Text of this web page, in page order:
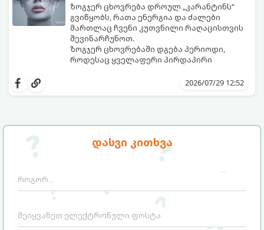
დასვი კითხვა
ზოგჯერ ცხოვრება დროულ „კარანტინს“
გვიწყობს, რათა ენერგია და ძალები
მართლაც ჩვენი კუთვნილი რაღაცისთვის
შევინარჩუნოთ.
ზოგჯერ ცხოვრებაში დგება პერიოდი,
როდესაც ყველაფერი პირდაპირი
იშლება მნიშვნელოვანი გარიგებები,
ასეთ მომენტებში ადვილია
ეზოთერიკასა და ფსიქოლოგიაში ეს
ფენომენი ხშირად სხვანაირად
რეალური, მაგრამ ჯერ კიდევ უხილავი
საფრთხისგან შორს მივყავართ.
მომხდარი მარცხი სასჯელი კი არა,
სამყაროს მცდელობაა:
2026/07/29 12:52